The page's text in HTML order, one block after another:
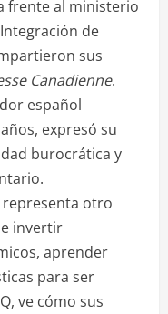
frente al ministerio
de
sus
Canadienne.
español
expresó su
burocrática y
representa otro
invertir
aprender
para ser
ve cómo sus